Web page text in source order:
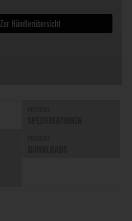
Zur Händlerübersicht